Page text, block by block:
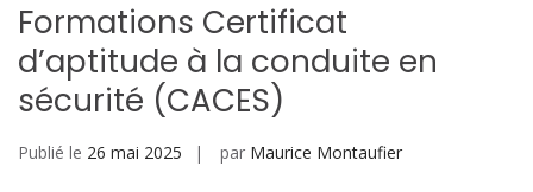
Formations Certificat
d’aptitude à la conduite en
sécurité (CACES)
Publié le 26 mai 2025 par Maurice Montaufier